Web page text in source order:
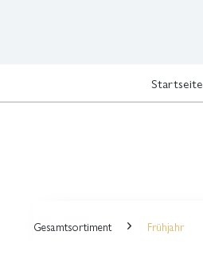
Startseite
Gesamtsortiment Frühjahr